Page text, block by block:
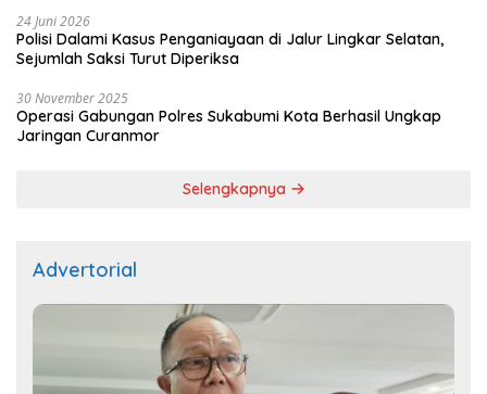
24 Juni 2026
Polisi Dalami Kasus Penganiayaan di Jalur Lingkar Selatan,
Sejumlah Saksi Turut Diperiksa
30 November 2025
Operasi Gabungan Polres Sukabumi Kota Berhasil Ungkap
Jaringan Curanmor
Selengkapnya
Advertorial